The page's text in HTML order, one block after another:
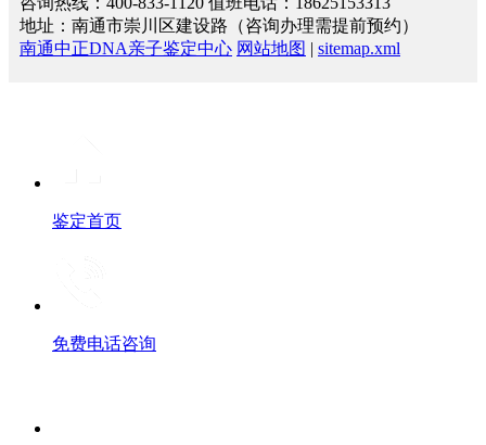
地址：南通市崇川区建设路（咨询办理需提前预约）
南通中正DNA亲子鉴定中心 网站地图 | sitemap.xml
鉴定首页
免费电话咨询